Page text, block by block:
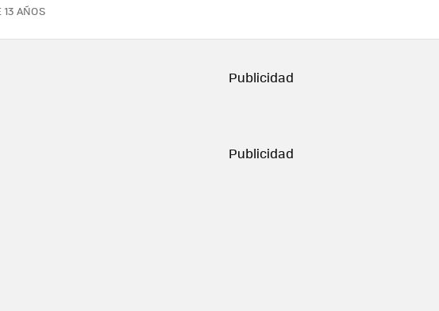
13 AÑOS